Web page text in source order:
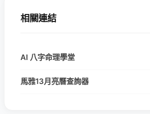
相關連結
AI 八字命理學堂
馬雅13月亮曆查詢器